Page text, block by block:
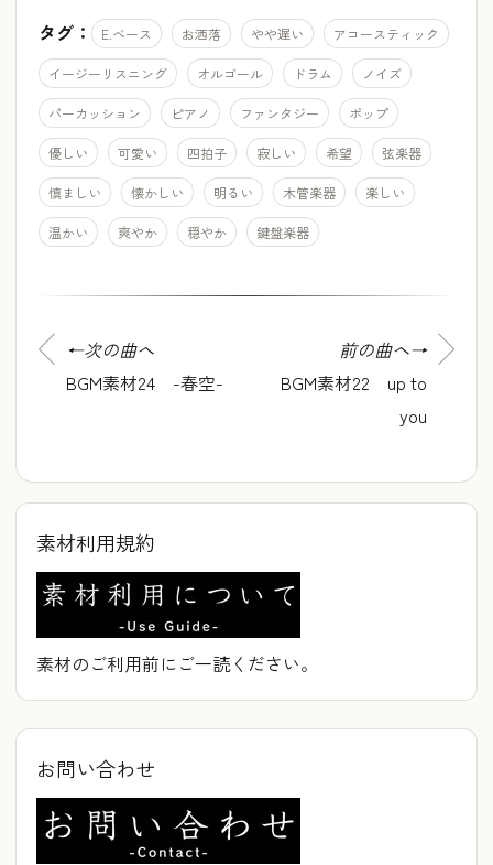
タグ： E.ベース お洒落 やや遅い アコースティック
イージーリスニング オルゴール ドラム ノイズ
パーカッション ピアノ ファンタジー ポップ
優しい 可愛い 四拍子 寂しい 希望 弦楽器
慎ましい 懐かしい 明るい 木管楽器 楽しい
温かい 爽やか 穏やか 鍵盤楽器
←次の曲へ
BGM素材24 -春空-
前の曲へ→
BGM素材22 up to
you
素材利用規約
素材のご利用前にご一読ください。
お問い合わせ